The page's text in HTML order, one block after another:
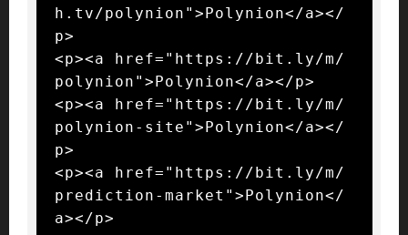
h.tv/polynion">Polynion</a></
p>
<p><a href="https://bit.ly/m/
polynion">Polynion</a></p>
<p><a href="https://bit.ly/m/
polynion-site">Polynion</a></
p>
<p><a href="https://bit.ly/m/
prediction-market">Polynion</
a></p>